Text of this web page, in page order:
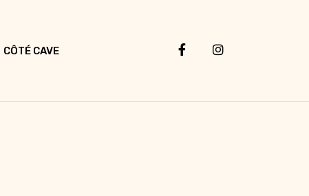
CÔTÉ CAVE